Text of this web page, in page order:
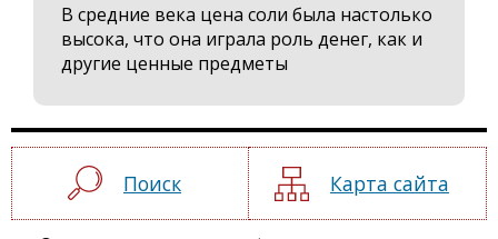
В средние века цена соли была настолько
высока, что она играла роль денег, как и
другие ценные предметы
Поиск Карта сайта